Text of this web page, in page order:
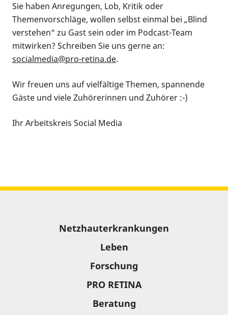
Sie haben Anregungen, Lob, Kritik oder
Themenvorschläge, wollen selbst einmal bei „Blind
verstehen“ zu Gast sein oder im Podcast-Team
mitwirken? Schreiben Sie uns gerne an:
socialmedia@pro-retina.de.
Wir freuen uns auf vielfältige Themen, spannende
Gäste und viele Zuhörerinnen und Zuhörer :-)
Ihr Arbeitskreis Social Media
Netzhauterkrankungen
Leben
Forschung
PRO RETINA
Beratung